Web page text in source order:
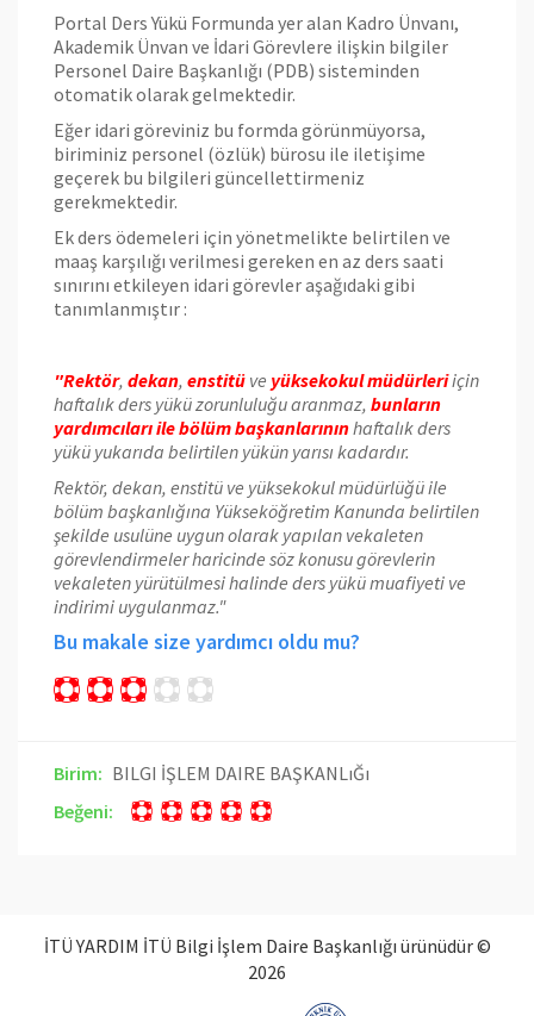
Portal Ders Yükü Formunda yer alan Kadro Ünvanı,
Akademik Ünvan ve İdari Görevlere ilişkin bilgiler
Personel Daire Başkanlığı (PDB) sisteminden
otomatik olarak gelmektedir.
Eğer idari göreviniz bu formda görünmüyorsa,
biriminiz personel (özlük) bürosu ile iletişime
geçerek bu bilgileri güncellettirmeniz
gerekmektedir.
Ek ders ödemeleri için yönetmelikte belirtilen ve
maaş karşılığı verilmesi gereken en az ders saati
sınırını etkileyen idari görevler aşağıdaki gibi
tanımlanmıştır :
"Rektör, dekan, enstitü ve yüksekokul müdürleriiçin
haftalık ders yükü zorunluluğu aranmaz, bunların
yardımcıları ile bölüm başkanlarınınhaftalık ders
yükü yukarıda belirtilen yükün yarısı kadardır.
Rektör, dekan, enstitü ve yüksekokul müdürlüğü ile
bölüm başkanlığına Yükseköğretim Kanunda belirtilen
şekilde usulüne uygun olarak yapılan vekaleten
görevlendirmeler haricinde söz konusu görevlerin
vekaleten yürütülmesi halinde ders yükü muafiyeti ve
indirimi uygulanmaz."
Bu makale size yardımcı oldu mu?
Birim: BILGI İŞLEM DAIRE BAŞKANLıĞı
Beğeni:
İTÜ YARDIM İTÜ Bilgi İşlem Daire Başkanlığı ürünüdür ©
2026